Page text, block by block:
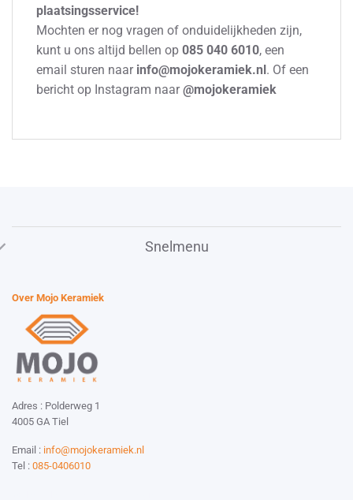
plaatsingsservice!
Mochten er nog vragen of onduidelijkheden zijn,
kunt u ons altijd bellen op 085 040 6010, een
email sturen naar info@mojokeramiek.nl. Of een
bericht op Instagram naar@mojokeramiek
Snelmenu
Over Mojo Keramiek
Adres : Polderweg 1
4005 GA Tiel
Email : info@mojokeramiek.nl
Tel : 085-0406010